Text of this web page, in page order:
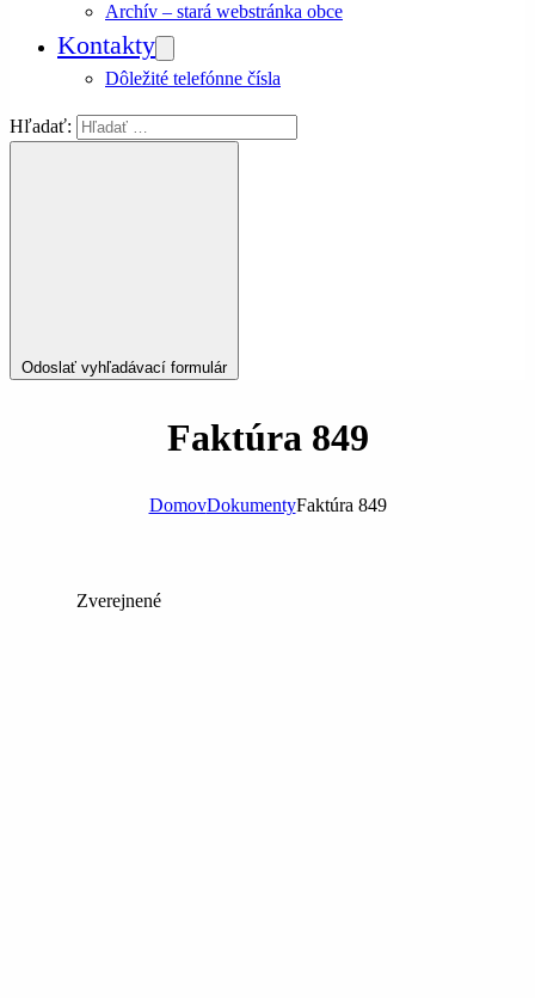
Archív – stará webstránka obce
Kontakty
Dôležité telefónne čísla
Hľadať:
Odoslať vyhľadávací formulár
Faktúra 849
DomovDokumentyFaktúra 849
Zverejnené